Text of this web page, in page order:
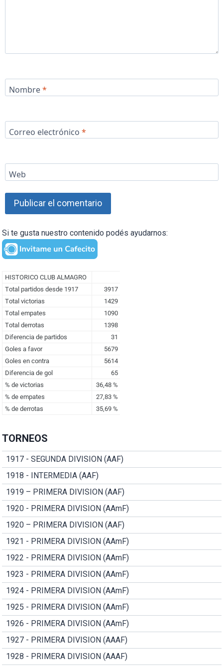
Nombre*
Correo electrónico *
Web
Si te gusta nuestro contenido podés ayudarnos:
TORNEOS
1917 - SEGUNDA DIVISION (AAF)
1918 - INTERMEDIA (AAF)
1919 – PRIMERA DIVISION (AAF)
1920 - PRIMERA DIVISION (AAmF)
1920 – PRIMERA DIVISION (AAF)
1921 - PRIMERA DIVISION (AAmF)
1922 - PRIMERA DIVISION (AAmF)
1923 - PRIMERA DIVISION (AAmF)
1924 - PRIMERA DIVISION (AAmF)
1925 - PRIMERA DIVISION (AAmF)
1926 - PRIMERA DIVISION (AAmF)
1927 - PRIMERA DIVISION (AAAF)
1928 - PRIMERA DIVISION (AAAF)